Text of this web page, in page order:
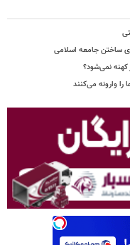
ساختن جامعه اسلامی
کهنه نمی‌شود؟
را وارونه می‌کنند